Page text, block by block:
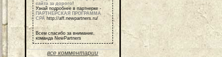
сайта за дорого!
Узнай подробнее в партнерке -
ПАРТНЕРСКАЯ ПРОГРАММА
СРА http://aff.newpartners.ru/
Всем спасибо за внимание,
команда NewPartners
все комментарии